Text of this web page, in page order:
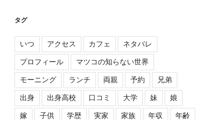
タグ
いつ アクセス カフェ ネタバレ
プロフィール マツコの知らない世界
モーニング ランチ 両親 予約 兄弟
出身 出身高校 口コミ 大学 妹 娘
嫁 子供 学歴 実家 家族 年収 年齢